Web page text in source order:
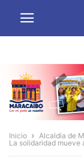
Inicio Alcaldia de
La solidaridad mueve